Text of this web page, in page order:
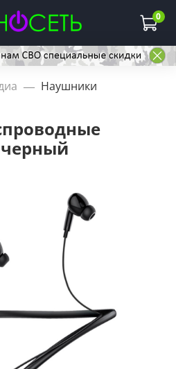
0
Наушники
черный